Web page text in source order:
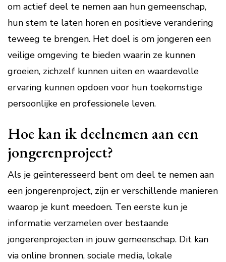
om actief deel te nemen aan hun gemeenschap,
hun stem te laten horen en positieve verandering
teweeg te brengen. Het doel is om jongeren een
veilige omgeving te bieden waarin ze kunnen
groeien, zichzelf kunnen uiten en waardevolle
ervaring kunnen opdoen voor hun toekomstige
persoonlijke en professionele leven.
Hoe kan ik deelnemen aan een
jongerenproject?
Als je geïnteresseerd bent om deel te nemen aan
een jongerenproject, zijn er verschillende manieren
waarop je kunt meedoen. Ten eerste kun je
informatie verzamelen over bestaande
jongerenprojecten in jouw gemeenschap. Dit kan
via online bronnen, sociale media, lokale